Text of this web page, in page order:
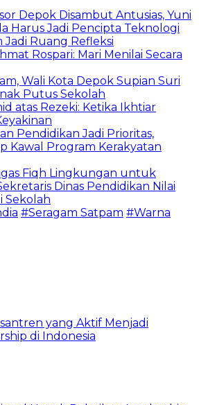
Depok Disambut Antusias, Yuni
Harus Jadi Pencipta Teknologi
Jadi Ruang Refleksi
Rospari: Mari Menilai Secara
Wali Kota Depok Supian Suri
Putus Sekolah
atas Rezeki: Ketika Ikhtiar
Pendidikan Jadi Prioritas,
Kawal Program Kerakyatan
Fiqh Lingkungan untuk
Dinas Pendidikan Nilai
Sekolah
#Seragam Satpam #Warna
yang Aktif Menjadi
di Indonesia